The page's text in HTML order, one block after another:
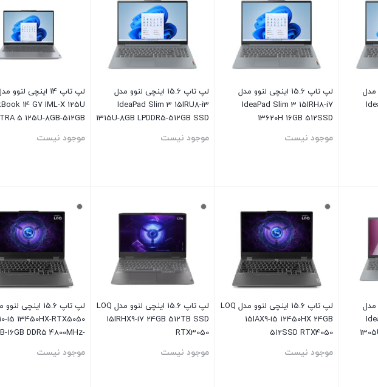
مدل
لپ تاپ 15.6 اینچی لنوو مدل
IdeaPad Slim 3 15IRH8-i7
13620H 16GB 512SSD
موجود نیست
لپ تاپ 15.6 اینچی لنوو مدل
IdeaPad Slim 3 15IRU8-i3
1315U-8GB LPDDR5-512GB SSD
موجود نیست
14 G7 IML-X 125U
5 125U-8GB-512GB
موجود نیست
مدل
لپ تاپ 15.6 اینچی لنوو مدل LOQ
15IAX9-i5 12450HX 24GB
512SSD RTX4050
موجود نیست
لپ تاپ 15.6 اینچی لنوو مدل LOQ
15IRHX9-i7 24GB 512TB SSD
RTX3050
موجود نیست
i5 13450HX-RTX5050
16GB DDR5 4800MHz-
موجود نیست